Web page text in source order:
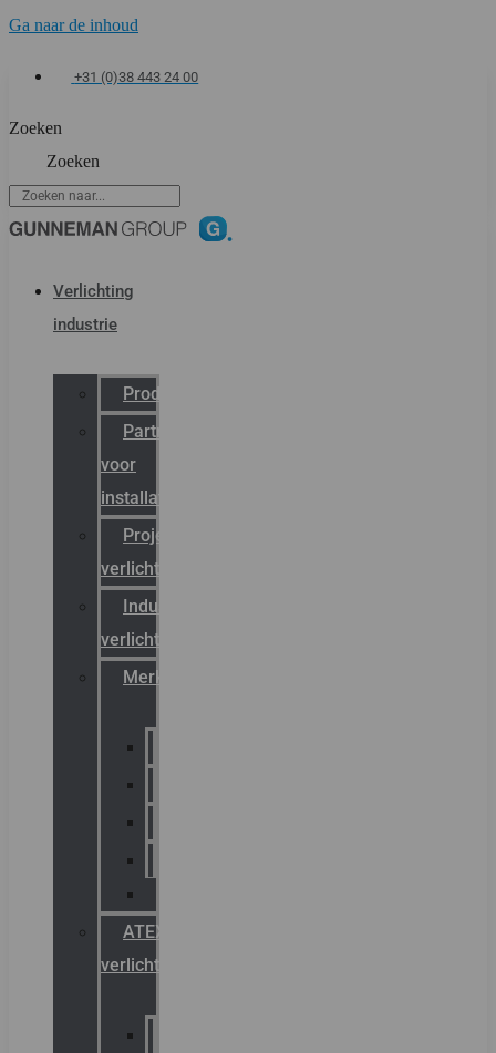
Ga naar de inhoud
+31 (0)38 443 24 00
Zoeken
Zoeken
Verlichting
industrie
Productcatalogus
Partner
voor
installateurs
Projectreferenties
verlichting
Industriële
verlichting
Merken
ATEX
verlichting